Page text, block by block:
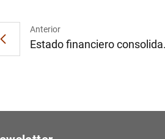
Anterior
Estado financiero